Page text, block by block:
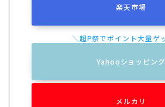
楽天市場
Yahooショッピング
メルカリ